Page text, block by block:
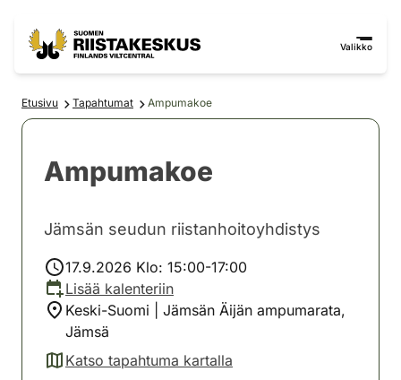
Valikko
Etusivu Tapahtumat Ampumakoe
Ampumakoe
Jämsän seudun riistanhoitoyhdistys
17.9.2026 Klo: 15:00-17:00
Lisää kalenteriin
Keski-Suomi | Jämsän Äijän ampumarata,
Jämsä
Katso tapahtuma kartalla
(avautuu uuteen välilehteen)